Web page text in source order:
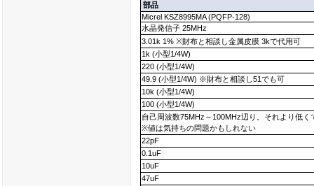
部品
Micrel KSZ8995MA (PQFP-128)
水晶発信子 25MHz
3.01k 1% ※財布と相談し金属皮膜 3kで代用可
1k (小型1/4W)
220 (小型1/4W)
49.9 (小型1/4W) ※財布と相談し51でも可
10k (小型1/4W)
100 (小型1/4W)
自己周波数75MHz～100MHz辺り。それより低く
※値は気持ちの問題かもしれない
22pF
0.1uF
10uF
47uF